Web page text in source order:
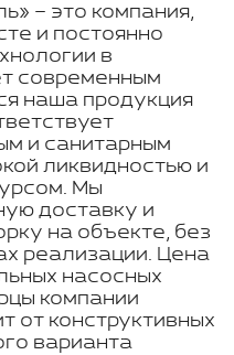
– это компания,
и постоянно
в
современным
наша продукция
и санитарным
ликвидностью и
Мы
доставку и
на объекте, без
реализации. Цена
насосных
компании
от конструктивных
варианта